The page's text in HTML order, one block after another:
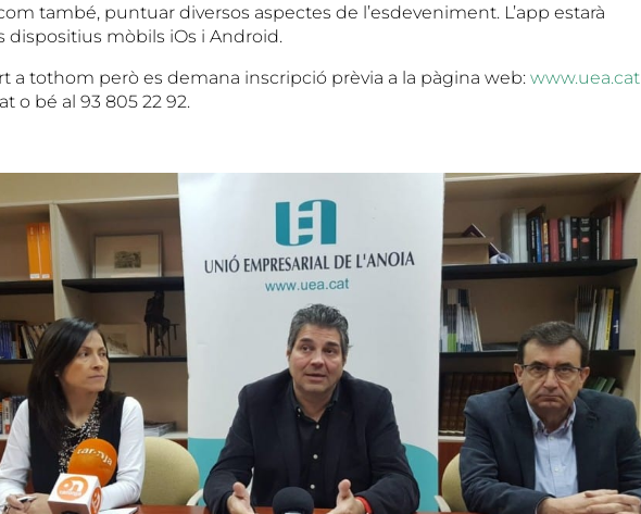
també, puntuar diversos aspectes de l’esdeveniment. L’app estarà
dispositius mòbils iOs i Android.
a tothom però es demana inscripció prèvia a la pàgina web: www.uea.cat
o bé al 93 805 22 92.